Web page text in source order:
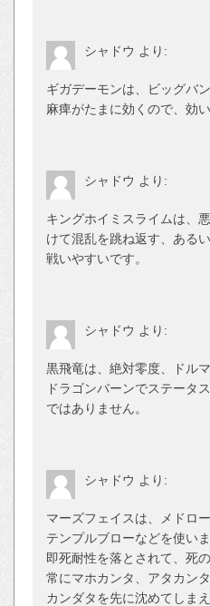
シャドウ より:
ギガデーモンは、ビッグバ
麻痺がたまに効くので、効
シャドウ より:
キングホイミスライムは、
けて混乱を跳ね返す、ある
戦いやすいです。
シャドウ より:
黒飛竜は、絶対零度、ドル
ドラゴンバーンでステータ
ではありません。
シャドウ より:
マーズフェイスは、メドロ
テンプルブローなどを使い
即死耐性を落とされて、死
常にマホカンタ、アタカン
カンダタを先に沈めてしま